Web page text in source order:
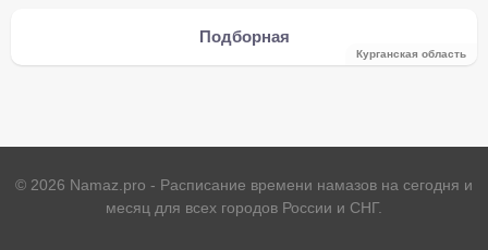
Подборная
Курганская область
© 2026 Namaz.pro - Расписание времени намазов на сегодня и
месяц для всех городов России и СНГ.